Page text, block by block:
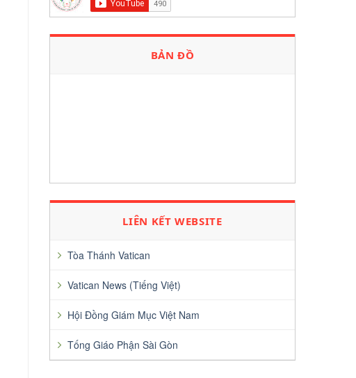
BẢN ĐỒ
LIÊN KẾT WEBSITE
Tòa Thánh Vatican
Vatican News (Tiếng Việt)
Hội Đồng Giám Mục Việt Nam
Tống Giáo Phận Sài Gòn